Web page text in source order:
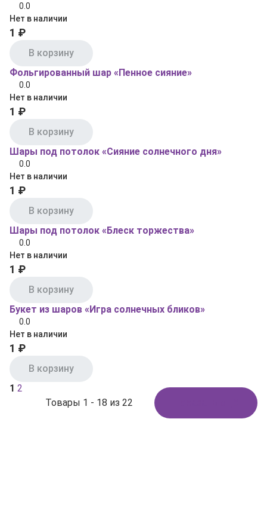
0.0
Нет в наличии
1 ₽
В корзину
Фольгированный шар «Пенное сияние»
0.0
Нет в наличии
1 ₽
В корзину
Шары под потолок «Сияние солнечного дня»
0.0
Нет в наличии
1 ₽
В корзину
Шары под потолок «Блеск торжества»
0.0
Нет в наличии
1 ₽
В корзину
Букет из шаров «Игра солнечных бликов»
0.0
Нет в наличии
1 ₽
В корзину
Товары 1 - 18 из 22
1 2